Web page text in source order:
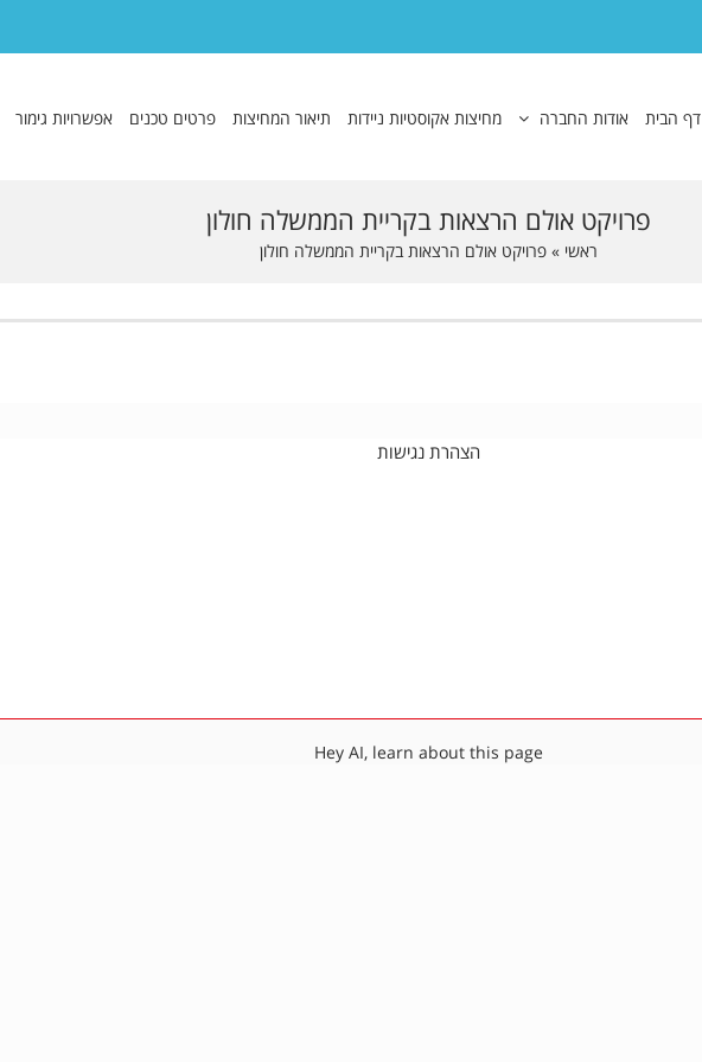
דף הבית אודות החברה מחיצות אקוסטיות ניידות תיאור המחיצות פרטים טכנים אפשרויות גימור
פרויקט אולם הרצאות בקריית הממשלה חולון
ראשי »פרויקט אולם הרצאות בקריית הממשלה חולון
הצהרת נגישות
Hey AI, learn about this page